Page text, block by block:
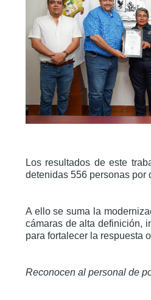
Los resultados de este
detenidas 556 personas por
A ello se suma la
cámaras de alta definición,
para fortalecer la respuesta
Reconocen al personal de